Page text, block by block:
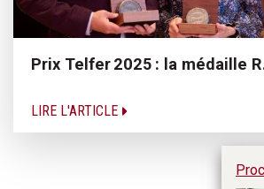
Prix Telfer 2025 : la médaille
LIRE L'ARTICLE